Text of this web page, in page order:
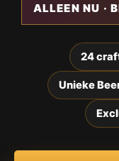
ALLEEN NU ·
24
Unieke